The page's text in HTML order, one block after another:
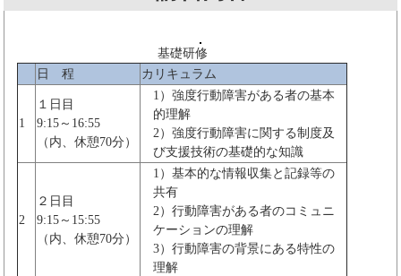
基礎研修
日 程
カリキュラム
1
１日目
9:15～16:55
（内、休憩70分）
1）強度行動障害がある者の基本
的理解
2）強度行動障害に関する制度及
び支援技術の基礎的な知識
2
２日目
9:15～15:55
（内、休憩70分）
1）基本的な情報収集と記録等の
共有
2）行動障害がある者のコミュニ
ケーションの理解
3）行動障害の背景にある特性の
理解